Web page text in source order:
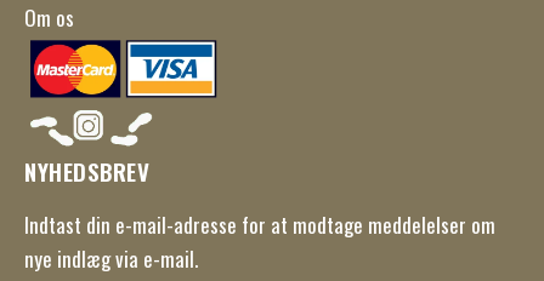
Om os
NYHEDSBREV
Indtast din e-mail-adresse for at modtage meddelelser om
nye indlæg via e-mail.